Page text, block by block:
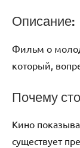
Описание:
Фильм о
который,
Почему
Кино
существует